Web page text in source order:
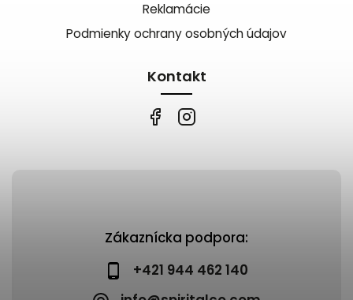
Zákaznícka podpora:
+421 944 462 140
Reklamácie
Podmienky ochrany osobných údajov
Kontakt